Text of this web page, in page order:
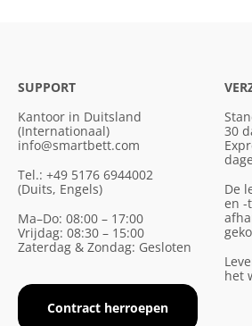
SUPPORT
Kantoor in Duitsland
(Internationaal)
info@smartbett.com
Tel.: +49 5176 6944002
(Duits, Engels)
Ma–Do: 08:00 – 17:00
Vrijdag: 08:30 – 15:00
Zaterdag & Zondag: Gesloten
Contract herroepen
30
De
en -
het